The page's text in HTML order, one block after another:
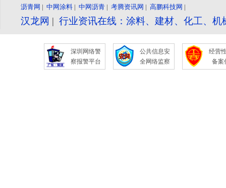
沥青网 | 中网涂料 | 中网沥青 | 考腾资讯网 | 高鹏科技网 |
汉龙网 | 行业资讯在线：涂料、建材、化工、
深圳网络警
察报警平台
公共信息安
全网络监察
经营
备案